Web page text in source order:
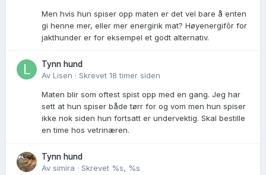
Men hvis hun spiser opp maten er det vel bare å enten
gi henne mer, eller mer energirik mat? Høyenergifôr for
jakthunder er for eksempel et godt alternativ.
Tynn hund
Av Lisen · Skrevet 18 timer siden
Maten blir som oftest spist opp med en gang. Jeg har
sett at hun spiser både tørr for og vom men hun spiser
ikke nok siden hun fortsatt er undervektig. Skal bestille
en time hos vetrinæren.
Tynn hund
Av simira · Skrevet %s, %s